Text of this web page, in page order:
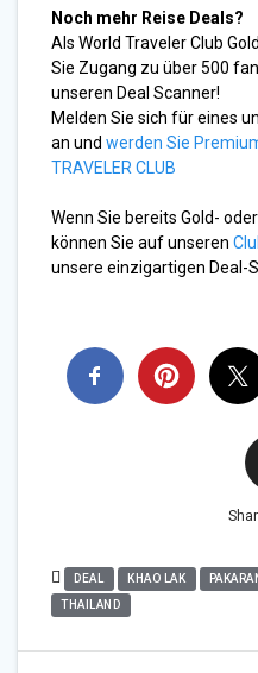
Noch mehr Reise Deals?
Als World Traveler Club
Sie Zugang zu über 500
unseren Deal Scanner!
Melden Sie sich für eines
an und werden Sie
TRAVELER CLUB
Wenn Sie bereits Gold-
können Sie auf unseren
unsere einzigartigen Deal-
DEAL KHAO LAK
THAILAND